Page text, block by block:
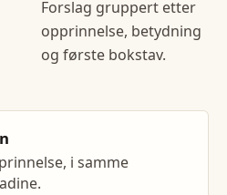
Forslag gruppert etter
opprinnelse, betydning
og første bokstav.
i samme